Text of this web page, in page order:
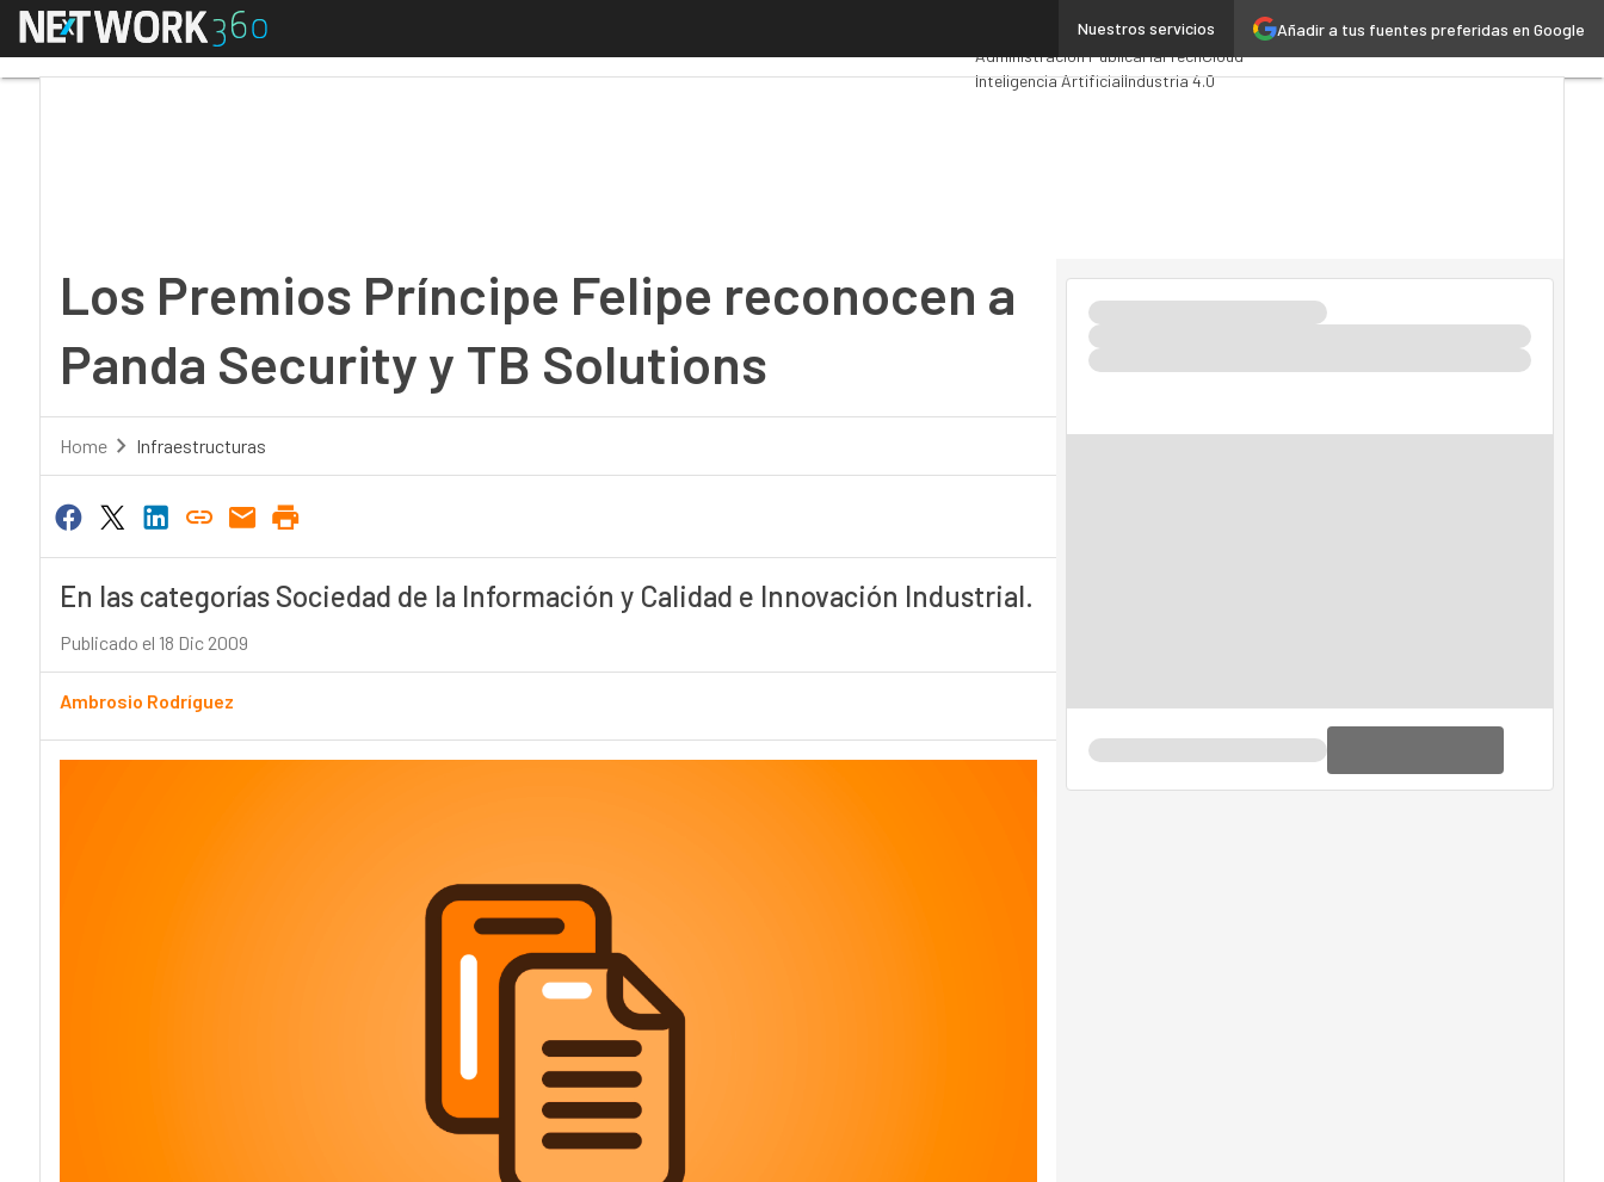
Añadir a tus fuentes preferidas en Google
Nuestros servicios
Menú Premios ComputingAnalytics
Administración PúblicaMarTechCloud
Inteligencia ArtificialIndustria 4.0
Los Premios Príncipe Felipe reconocen a
Panda Security y TB Solutions
Home Infraestructuras
En las categorías Sociedad de la Información y Calidad e Innovación Industrial.
Publicado el 18 Dic 2009
Ambrosio Rodríguez